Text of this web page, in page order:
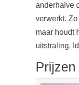
anderhalve
verwerkt.
maar houdt
uitstraling.
Prijzen